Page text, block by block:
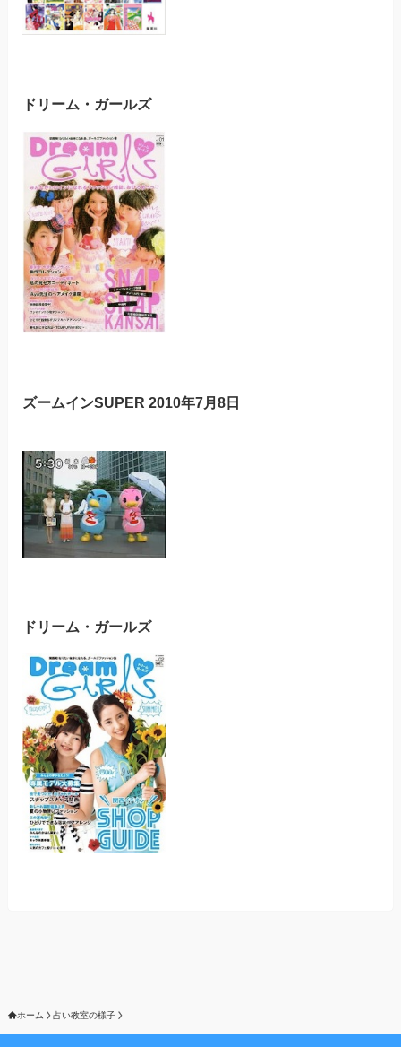
ドリーム・ガールズ
ズームインSUPER 2010年7月8日
ドリーム・ガールズ
ホーム 占い教室の様子